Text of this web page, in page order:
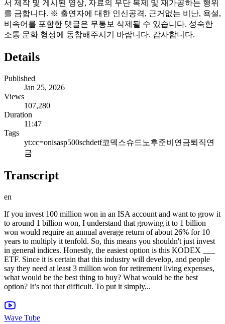
서 제작 및 게시된 영상, 자료의 무단 복제 및 재가공하는 행위
를 금합니다. ※ 출연자에 대한 인신공격, 근거없는 비난, 욕설,
비속어를 포함한 댓글은 무통보 삭제될 수 있습니다. 성숙한
소통 문화 형성에 동참해주시기 바랍니다. 감사합니다.
Details
Published
Jan 25, 2026
Views
107,280
Duration
11:47
Tags
yt:cc=onisasp500schdetf코덱스슈드 노후준비 연금퇴직연
금
Transcript
en
If you invest 100 million won in an ISA account and want to grow it
to around 1 billion won, I understand that growing it to 1 billion
won would require an annual average return of about 26% for 10
years to multiply it tenfold. So, this means you shouldn't just invest
in general indices. Honestly, the easiest option is this KODEX ___
ETF. Since it is certain that this industry will develop, and people
say they need at least 3 million won for retirement living expenses,
what would be the best thing to buy? What would be the best
option? It’s not that difficult. To put it simply...
Wave Tube